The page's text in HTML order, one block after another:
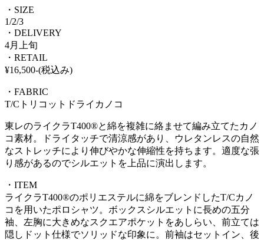
・SIZE
1/2/3
・DELIVERY
4月上旬
・RETAIL
¥16,500-(税込み)
・FABRIC
T/Cトリコットドライカノコ
東レのライクラT400®と綿を複雑に絡ませて編み立てたカノ
コ素材。ドライタッチで清涼感があり、ウレタンレスの自然
なストレッチにより伸びやかな伸縮性を持ちます。適度な張
り感があるのでシルエットを上品に演出します。
・ITEM
ライクラT400®のポリエステルに綿をブレンドしたT/Cカノ
コを用いたポロシャツ。ボックスシルエットに長めの五分
袖、左胸に大きめなスクエアポケットをあしらい、前立ては
隠しドット仕様でソリッドな印象に。前袖はセットイン、後